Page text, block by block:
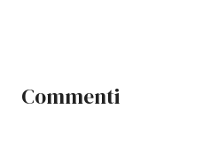
Commenti